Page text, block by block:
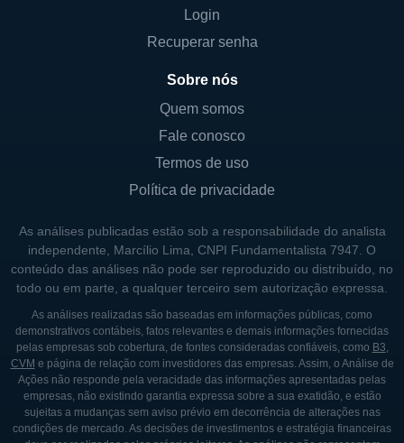
Login
Recuperar senha
Sobre nós
Quem somos
Fale conosco
Termos de uso
Política de privacidade
As análises publicadas estão sob a responsabilidade do analista
independente, Marcílio Lima, CNPI Fundamentalista 7947. O
conteúdo das análises não pode ser reproduzido ou distribuído, no
todo ou em parte, a qualquer terceiro sem autorização expressa.
As análises realizadas são baseadas em informações públicas, como
demonstrativos contábeis, fatos relevantes e demais informações fornecidas
pelas empresas sob cobertura, de fontes consideradas confiáveis, como B3,
CVM e página de relação com investidores das empresas. Assim, o Análise de
Ações não responde pela veracidade das informações apresentadas pelas
empresas, não existindo garantia expressa sobre a sua exatidão, e estão
sujeitas a mudanças sem aviso prévio em decorrência de alterações nas
condições de mercado. As decisões de investimentos e estratégia financeiras